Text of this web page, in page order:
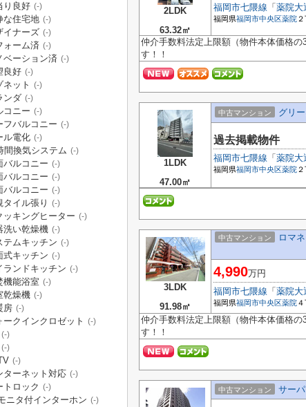
2LDK
63.32㎡
福岡市七隈線 「 薬院大
福岡県福岡市中央区薬院
仲介手数料法定上限額（物件本体価格
す！！
1LDK
47.00㎡
中古マンション グリ
過去掲載物件
福岡市七隈線 「 薬院大
福岡県福岡市中央区薬院
3LDK
91.98㎡
中古マンション ロマ
4,990万円
福岡市七隈線 「 薬院大
福岡県福岡市中央区薬院
仲介手数料法定上限額（物件本体価格
す！！
中古マンション サー
り良好 (-)
な住宅地 (-)
イナーズ (-)
ォーム済 (-)
ベーション済 (-)
良好 (-)
ネット (-)
ンダ (-)
コニー (-)
フバルコニー (-)
ル電化 (-)
間換気システム (-)
バルコニー (-)
バルコニー (-)
バルコニー (-)
タイル張り (-)
ッキングヒーター (-)
洗い乾燥機 (-)
テムキッチン (-)
式キッチン (-)
ランドキッチン (-)
機能浴室 (-)
乾燥機 (-)
房 (-)
ークインクロゼット (-)
(-)
(-)
(-)
ターネット対応 (-)
トロック (-)
ニタ付インターホン (-)